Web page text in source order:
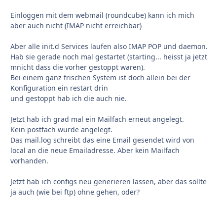
Einloggen mit dem webmail (roundcube) kann ich mich
aber auch nicht (IMAP nicht erreichbar)
Aber alle init.d Services laufen also IMAP POP und daemon.
Hab sie gerade noch mal gestartet (starting... heisst ja jetzt
mnicht dass die vorher gestoppt waren).
Bei einem ganz frischen System ist doch allein bei der
Konfiguration ein restart drin
und gestoppt hab ich die auch nie.
Jetzt hab ich grad mal ein Mailfach erneut angelegt.
Kein postfach wurde angelegt.
Das mail.log schreibt das eine Email gesendet wird von
local an die neue Emailadresse. Aber kein Mailfach
vorhanden.
Jetzt hab ich configs neu generieren lassen, aber das sollte
ja auch (wie bei ftp) ohne gehen, oder?